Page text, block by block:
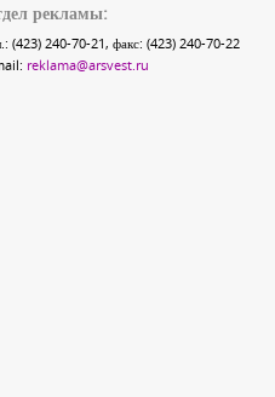
рекламы:
(423) 240-70-21, факс: (423) 240-70-22
reklama@arsvest.ru